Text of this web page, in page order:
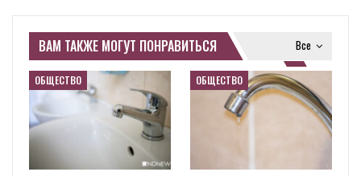
Все
ВАМ ТАКЖЕ МОГУТ ПОНРАВИТЬСЯ
ОБЩЕСТВО ОБЩЕСТВО